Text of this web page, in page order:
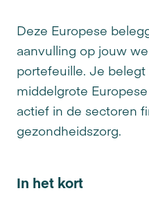
Deze Europese
aanvulling op jouw
portefeuille. Je
middelgrote
actief in de sectoren
gezondheidszorg.
In het kort